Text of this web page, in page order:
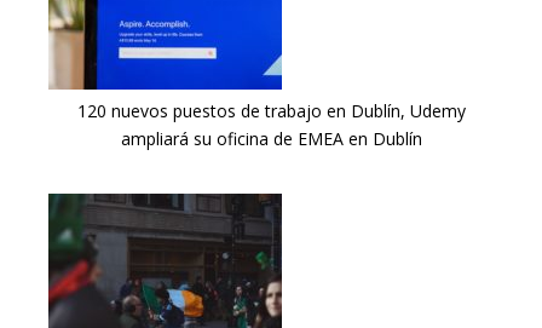
120 nuevos puestos de trabajo en Dublín, Udemy
ampliará su oficina de EMEA en Dublín